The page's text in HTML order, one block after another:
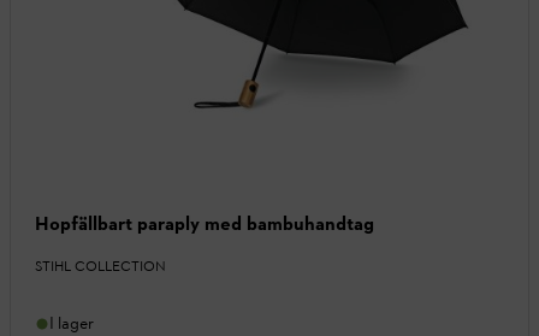
Hopfällbart paraply med bambuhandtag
STIHL COLLECTION
I lager